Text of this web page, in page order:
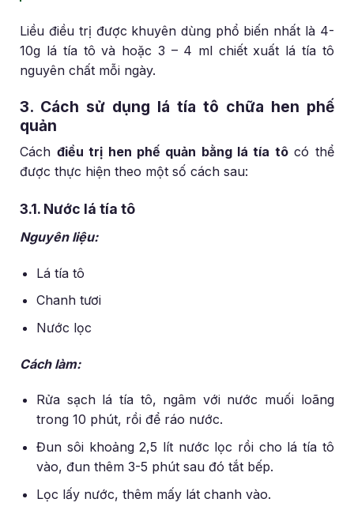
Liều điều trị được khuyên dùng phổ biến nhất là 4-
10g lá tía tô và hoặc 3 – 4 ml chiết xuất lá tía tô
nguyên chất mỗi ngày.
3. Cách sử dụng lá tía tô chữa hen phế
quản
Cách điều trị hen phế quản bằng lá tía tôcó thể
được thực hiện theo một số cách sau:
3.1. Nước lá tía tô
Nguyên liệu:
Lá tía tô
Chanh tươi
Nước lọc
Cách làm:
Rửa sạch lá tía tô, ngâm với nước muối loãng
trong 10 phút, rồi để ráo nước.
Đun sôi khoảng 2,5 lít nước lọc rồi cho lá tía tô
vào, đun thêm 3-5 phút sau đó tắt bếp.
Lọc lấy nước, thêm mấy lát chanh vào.